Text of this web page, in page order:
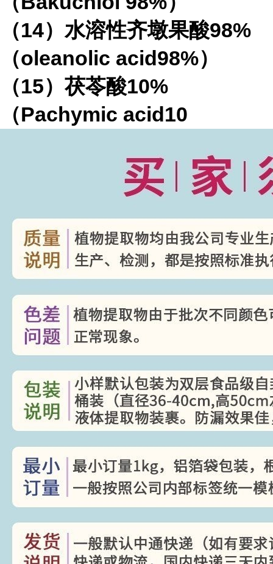
（14）水溶性齐墩果酸98%
（oleanolic acid98%）
（15）茯苓酸10%
（Pachymic acid10